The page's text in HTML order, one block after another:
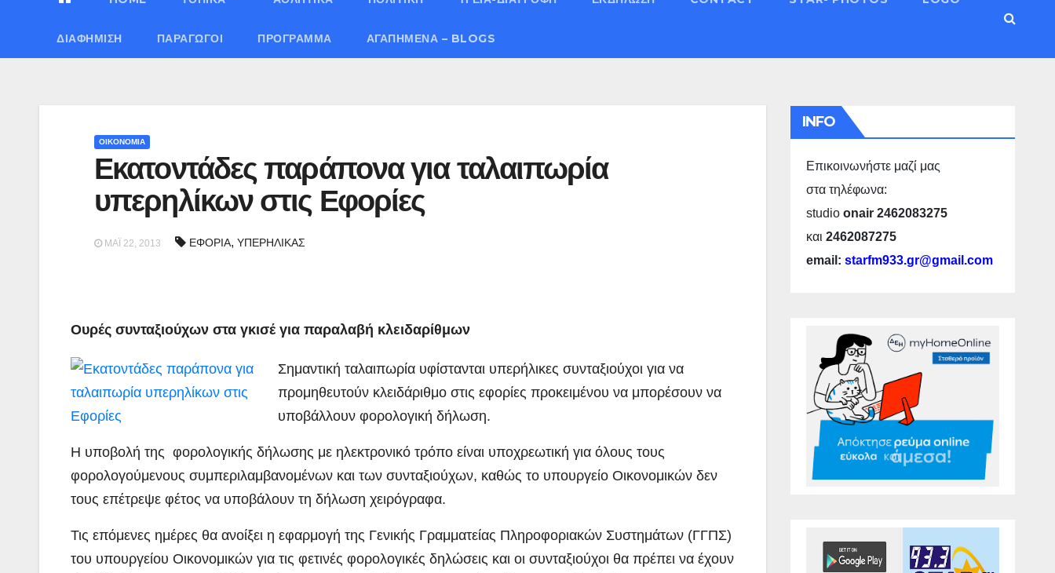
ΔΙΑΦΉΜΙΣΗ ΠΑΡΑΓΩΓΟΊ ΠΡΌΓΡΑΜΜΑ ΑΓΑΠΗΜΈΝΑ – BLOGS
ΟΙΚΟΝΟΜΙΑ
Εκατοντάδες παράπονα για ταλαιπωρία
υπερηλίκων στις Εφορίες
ΜΆΙ 22, 2013 ΕΦΟΡΙΑ, ΥΠΕΡΗΛΙΚΑΣ
Ουρές συνταξιούχων στα γκισέ για παραλαβή κλειδαρίθμων
Σημαντική ταλαιπωρία υφίστανται υπερήλικες συνταξιούχοι για να
προμηθευτούν κλειδάριθμο στις εφορίες προκειμένου να μπορέσουν να
υποβάλλουν φορολογική δήλωση.
Η υποβολή της φορολογικής δήλωσης με ηλεκτρονικό τρόπο είναι υποχρεωτική για όλους τους
φορολογούμενους συμπεριλαμβανομένων και των συνταξιούχων, καθώς το υπουργείο Οικονομικών δεν
τους επέτρεψε φέτος να υποβάλουν τη δήλωση χειρόγραφα.
Τις επόμενες ημέρες θα ανοίξει η εφαρμογή της Γενικής Γραμματείας Πληροφοριακών Συστημάτων (ΓΓΠΣ)
του υπουργείου Οικονομικών για τις φετινές φορολογικές δηλώσεις και οι συνταξιούχοι θα πρέπει να έχουν
INFO
Επικοινωνήστε μαζί μας
στα τηλέφωνα:
studio onair 2462083275
και 2462087275
email: starfm933.gr@gmail.com